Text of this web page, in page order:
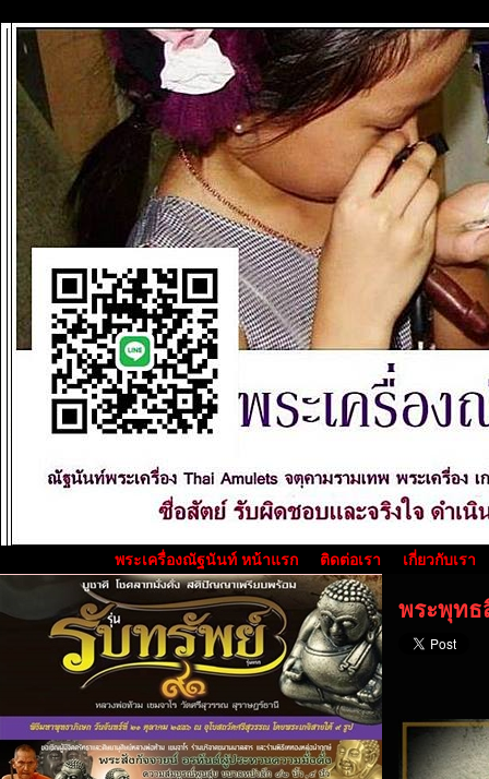
พระเครื่องณัฐนันท์ หน้าแรก ติดต่อเรา เกี่ยวกับเรา
พระพุทธ